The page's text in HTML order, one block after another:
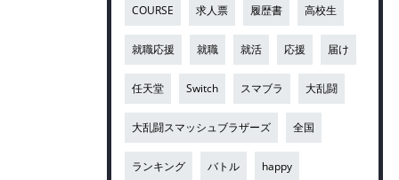
COURSE 求人票 履歴書 高校生
就職応援 就職 就活 応援 届け
任天堂 Switch スマブラ 大乱闘
大乱闘スマッシュブラザーズ 全国
ランキング バトル happy